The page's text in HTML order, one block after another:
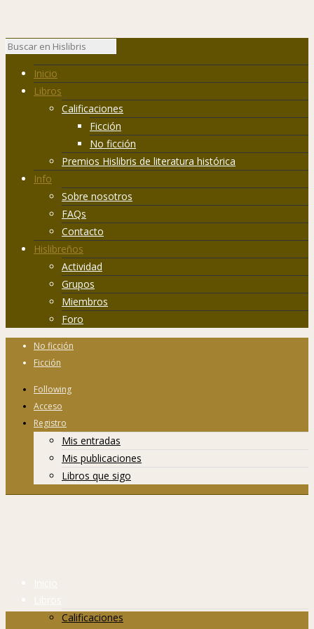
Inicio
Libros
Calificaciones
Ficción
No ficción
Premios Hislibris de literatura histórica
Info
Sobre nosotros
FAQs
Contacto
Hislibreños
Actividad
Grupos
Miembros
Foro
No ficción
Ficción
Following
Acceso
Registro
Mis entradas
Mis publicaciones
Libros que sigo
Inicio
Libros
Calificaciones